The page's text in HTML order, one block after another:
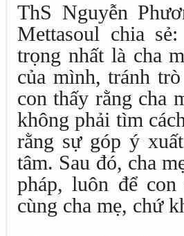
ThS Nguyễn
Mettasoul chia
trọng nhất là cha
của mình, tránh
con thấy rằng cha
không phải tìm
rằng sự góp ý
tâm. Sau đó, cha
pháp, luôn để
cùng cha mẹ, chứ